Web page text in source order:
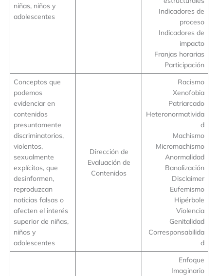
niñas, niños y
adolescentes
Indicadores de
proceso
Indicadores de
impacto
Franjas horarias
Participación
Conceptos que
podemos
evidenciar en
contenidos
presuntamente
discriminatorios,
violentos,
sexualmente
explícitos, que
desinformen,
reproduzcan
noticias falsas o
afecten el interés
superior de niñas,
niños y
adolescentes
Dirección de
Evaluación de
Contenidos
Racismo
Xenofobia
Patriarcado
Heteronormativida
d
Machismo
Micromachismo
Anormalidad
Banalización
Disclaimer
Eufemismo
Hipérbole
Violencia
Genitalidad
Corresponsabilida
d
Enfoque
Imaginario